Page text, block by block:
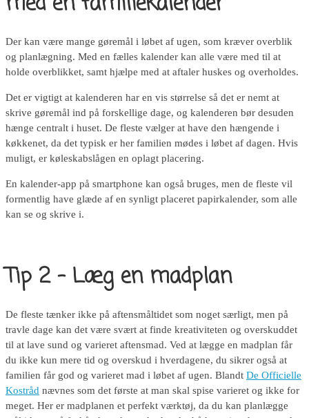
Der kan være mange gøremål i løbet af ugen, som kræver overblik
og planlægning. Med en fælles kalender kan alle være med til at
holde overblikket, samt hjælpe med at aftaler huskes og overholdes.
Det er vigtigt at kalenderen har en vis størrelse så det er nemt at
skrive gøremål ind på forskellige dage, og kalenderen bør desuden
hænge centralt i huset. De fleste vælger at have den hængende i
køkkenet, da det typisk er her familien mødes i løbet af dagen. Hvis
muligt, er køleskabslågen en oplagt placering.
En kalender-app på smartphone kan også bruges, men de fleste vil
formentlig have glæde af en synligt placeret papirkalender, som alle
kan se og skrive i.
Tip 2 – Læg en madplan
De fleste tænker ikke på aftensmåltidet som noget særligt, men på
travle dage kan det være svært at finde kreativiteten og overskuddet
til at lave sund og varieret aftensmad. Ved at lægge en madplan får
du ikke kun mere tid og overskud i hverdagene, du sikrer også at
familien får god og varieret mad i løbet af ugen. Blandt De Officielle
Kostråd nævnes som det første at man skal spise varieret og ikke for
meget. Her er madplanen et perfekt værktøj, da du kan planlægge